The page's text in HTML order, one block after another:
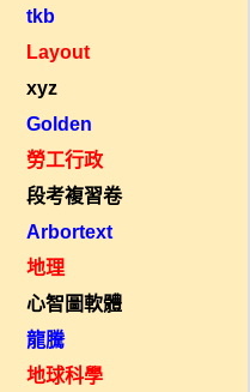
tkb
Layout
xyz
Golden
勞工行政
段考複習卷
Arbortext
地理
心智圖軟體
龍騰
地球科學